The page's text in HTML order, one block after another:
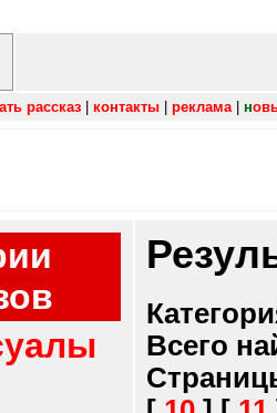
рассказ контакты реклама| н
Всего